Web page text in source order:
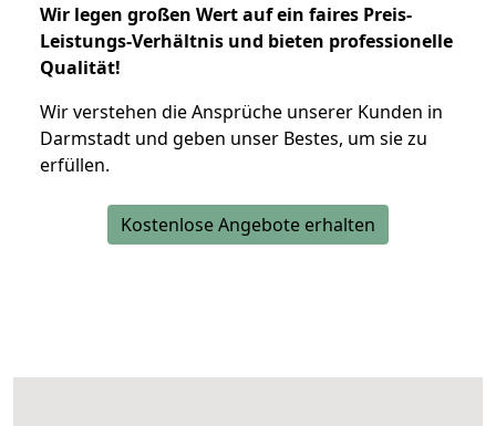
Wir legen großen Wert auf ein faires Preis-
Leistungs-Verhältnis und bieten professionelle
Qualität!
Wir verstehen die Ansprüche unserer Kunden in
Darmstadt und geben unser Bestes, um sie zu
erfüllen.
Kostenlose Angebote erhalten